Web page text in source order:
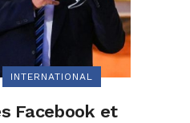
INTERNATIONAL
Facebook et